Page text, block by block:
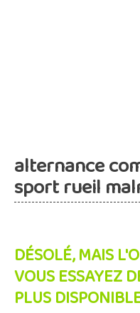
alternance
sport rueil
DÉSOLÉ, MAIS
VOUS ESSAYEZ
PLUS